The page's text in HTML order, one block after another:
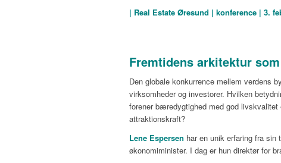
| Real Estate Øresund | konference | 3.
Fremtidens arkitektur
Den globale konkurrence mellem verdens
virksomheder og investorer. Hvilken
forener bæredygtighed med god
attraktionskraft?
Lene Espersen har en unik erfaring fra sin
økonomiminister. I dag er hun direktør for